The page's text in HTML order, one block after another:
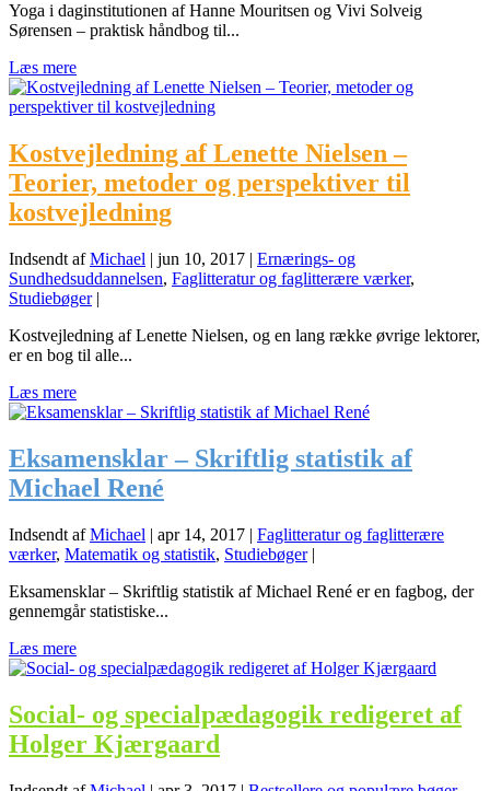
Yoga i daginstitutionen af Hanne Mouritsen og Vivi Solveig
Sørensen – praktisk håndbog til...
Læs mere
Kostvejledning af Lenette Nielsen –
Teorier, metoder og perspektiver til
kostvejledning
Indsendt afMichael | jun 10, 2017 | Ernærings- og
Sundhedsuddannelsen, Faglitteratur og faglitterære værker,
Studiebøger|
Kostvejledning af Lenette Nielsen, og en lang række øvrige lektorer,
er en bog til alle...
Læs mere
Eksamensklar – Skriftlig statistik af
Michael René
Indsendt afMichael | apr 14, 2017 | Faglitteratur og faglitterære
værker, Matematik og statistik, Studiebøger|
Eksamensklar – Skriftlig statistik af Michael René er en fagbog, der
gennemgår statistiske...
Læs mere
Social- og specialpædagogik redigeret af
Holger Kjærgaard